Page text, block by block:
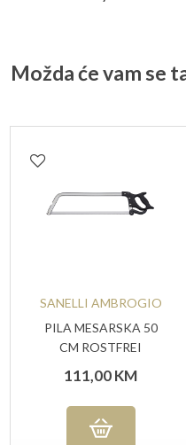
Možda će vam se
SANELLI AMBROGIO
PILA MESARSKA 50
CM ROSTFREI
111,00KM